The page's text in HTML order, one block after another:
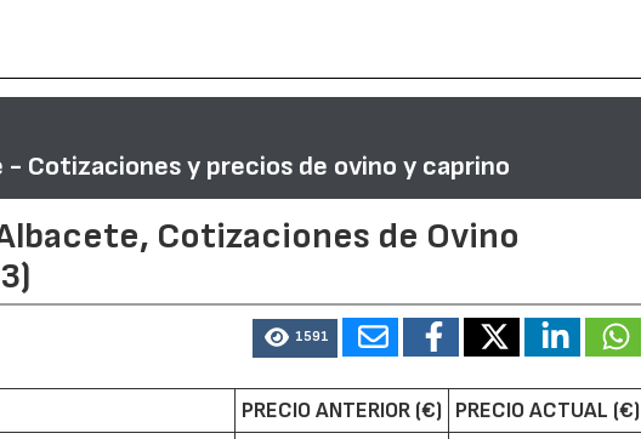
Cotizaciones y precios de ovino y caprino
Cotizaciones de Ovino
1591
PRECIO ANTERIOR (€) PRECIO ACTUAL (€)